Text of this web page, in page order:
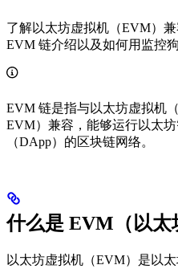
了解以太坊虚拟机（EVM）
EVM 链介绍以及如何用监控
EVM 链是指与以太坊虚拟机（
EVM）兼容，能够运行以太
（DApp）的区块链网络。
什么是 EVM（以太
以太坊虚拟机（EVM）是以